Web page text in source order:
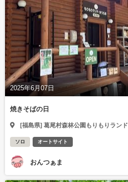
2025年6月07日
焼きそばの日
[福島県] 葛尾村森林公園もりもりランド
ソロ オートサイト
おんつぁま